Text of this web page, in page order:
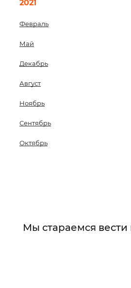
2021
Февраль
Май
Декабрь
Август
Ноябрь
Сентябрь
Октябрь
Мы стараемся